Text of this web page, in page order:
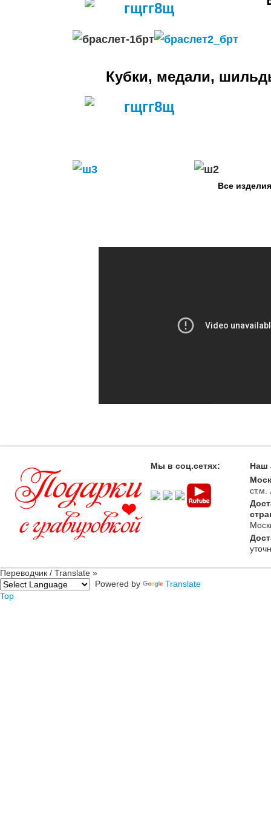
Кубки, медали,
Все
Мы в соц.сетях:
Наш
ст.м.
Переводчик / Translate »
Powered by
Translate
Top